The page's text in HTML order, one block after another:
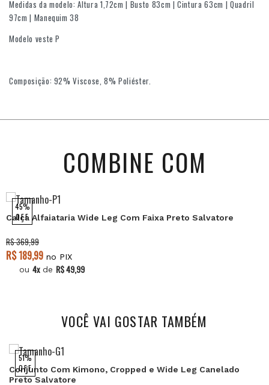
Medidas da modelo: Altura 1,72cm | Busto 83cm | Cintura 63cm | Quadril
97cm | Manequim 38
Modelo veste P
Composição: 92% Viscose, 8% Poliéster.
COMBINE COM
45%
OFF
Calça Alfaiataria Wide Leg Com Faixa Preto Salvatore
R$ 369,99
R$ 189,99 no PIX
ou 4x de R$ 49,99
VOCÊ VAI GOSTAR TAMBÉM
51%
OFF
Conjunto Com Kimono, Cropped e Wide Leg Canelado
Preto Salvatore